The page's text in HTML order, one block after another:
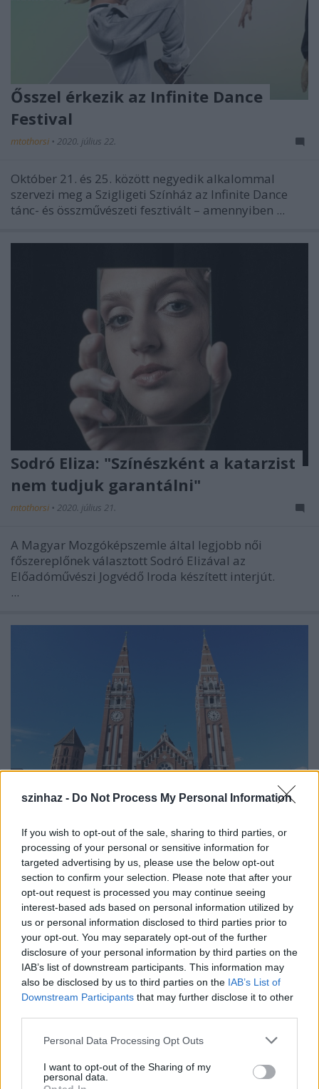
szinhaz - Do Not Process My Personal Information
If you wish to opt-out of the sale, sharing to third parties, or
processing of your personal or sensitive information for
targeted advertising by us, please use the below opt-out
section to confirm your selection. Please note that after your
opt-out request is processed you may continue seeing
interest-based ads based on personal information utilized by
us or personal information disclosed to third parties prior to
your opt-out. You may separately opt-out of the further
disclosure of your personal information by third parties on the
IAB’s list of downstream participants. This information may
also be disclosed by us to third parties on the IAB’s List of
Downstream Participants that may further disclose it to other
Please note that this website/app uses one or more Google
not limited to your visit or usage behaviour. You may click to
grant or deny consent to Google and its third-party tags to
Personal Data Processing Opt Outs
I want to opt-out of the Sharing of my
personal data.
Ősszel érkezik az Infinite Dance
Festival
mtothorsi • 2020. július 22.
Október 21. és 25. között negyedik alkalommal
szervezi meg a Szigligeti Színház az Infinite Dance
tánc- és összművészeti fesztivált – amennyiben ...
Sodró Eliza: "Színészként a katarzist
nem tudjuk garantálni"
mtothorsi • 2020. július 21.
A Magyar Mozgóképszemle által legjobb női
főszereplőnek választott Sodró Elizával az
Előadóművészi Jogvédő Iroda készített interjút.
...
Épül a Dóm téri szabadtéri színpad
mtothorsi•2020. július 16.
Megkezdődött a Szegedi Szabadtéri Játékok Dóm
téri játszóhelyének építése. A fesztivál ikonikus
helyszínének számító téren elsőként ...